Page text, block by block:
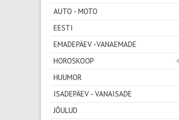
AUTO - MOTO
EESTI
EMADEPÄEV -VANAEMADE
HOROSKOOP
HUUMOR
ISADEPÄEV - VANAISADE
JÕULUD